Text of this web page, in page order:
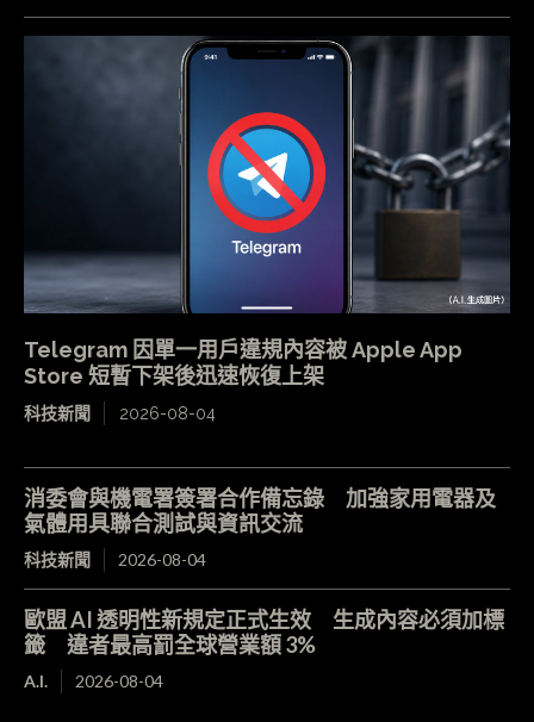
Telegram 因單一用戶違規內容被 Apple App
Store 短暫下架後迅速恢復上架
科技新聞 2026-08-04
消委會與機電署簽署合作備忘錄 加強家用電器及
氣體用具聯合測試與資訊交流
科技新聞 2026-08-04
歐盟 AI 透明性新規定正式生效 生成內容必須加標
籤 違者最高罰全球營業額 3%
A.I. 2026-08-04